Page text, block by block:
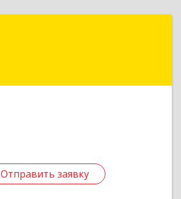
Отправить заявку
Отправить заявку